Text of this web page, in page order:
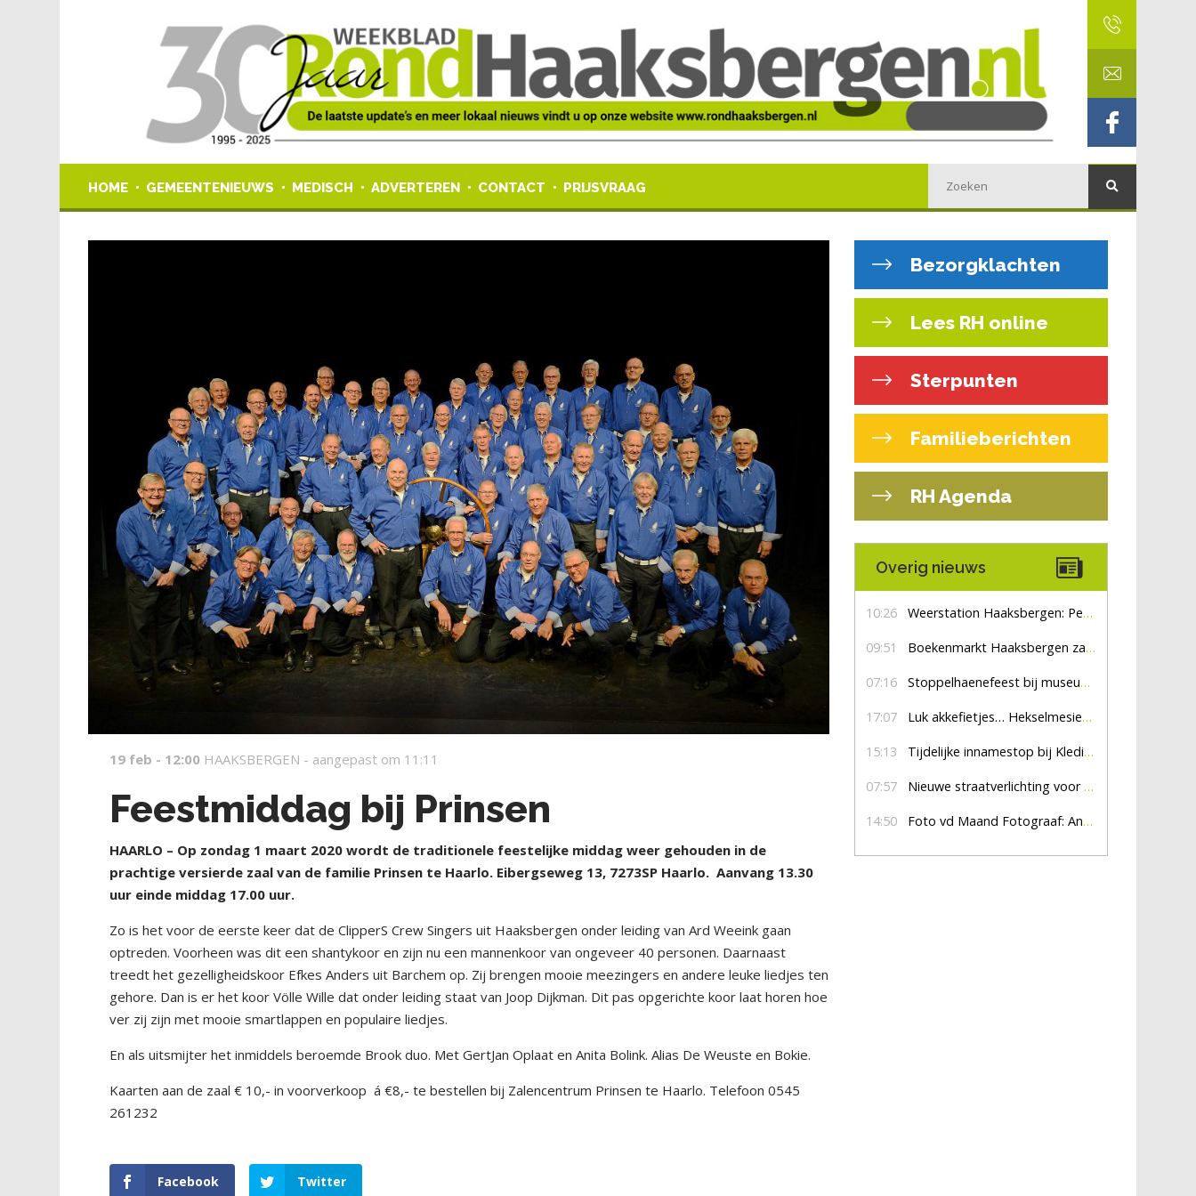
HOME GEMEENTENIEUWS MEDISCH ADVERTEREN CONTACT PRIJSVRAAG
19 feb - 12:00 HAAKSBERGEN - aangepast om 11:11
Feestmiddag bij Prinsen
HAARLO – Op zondag 1 maart 2020 wordt de traditionele feestelijke middag weer gehouden in de
prachtige versierde zaal van de familie Prinsen te Haarlo. Eibergseweg 13, 7273SP Haarlo. Aanvang 13.30
uur einde middag 17.00 uur.
Zo is het voor de eerste keer dat de ClipperS Crew Singers uit Haaksbergen onder leiding van Ard Weeink gaan
optreden. Voorheen was dit een shantykoor en zijn nu een mannenkoor van ongeveer 40 personen. Daarnaast
treedt het gezelligheidskoor Efkes Anders uit Barchem op. Zij brengen mooie meezingers en andere leuke liedjes ten
gehore. Dan is er het koor Völle Wille dat onder leiding staat van Joop Dijkman. Dit pas opgerichte koor laat horen hoe
ver zij zijn met mooie smartlappen en populaire liedjes.
En als uitsmijter het inmiddels beroemde Brook duo. Met GertJan Oplaat en Anita Bolink. Alias De Weuste en Bokie.
Kaarten aan de zaal € 10,- in voorverkoop á €8,- te bestellen bij Zalencentrum Prinsen te Haarlo. Telefoon 0545
261232
Facebook Twitter
Bezorgklachten
Lees RH online
Sterpunten
Familieberichten
RH Agenda
Overig nieuws
10:26 Weerstation Haaksbergen: Perioden met zon en droog
09:51 Boekenmarkt Haaksbergen zaterdag 8 augustus, marktplein Haaksbergen
07:16 Stoppelhaenefeest bij museum De Lebbenbrugge
17:07 Luk akkefietjes… HekselmesienHarry
15:13 Tijdelijke innamestop bij Kledingbank Stefania
07:57 Nieuwe straatverlichting voor De Veldmaat en De Pas
14:50 Foto vd Maand Fotograaf: Anna Jalving